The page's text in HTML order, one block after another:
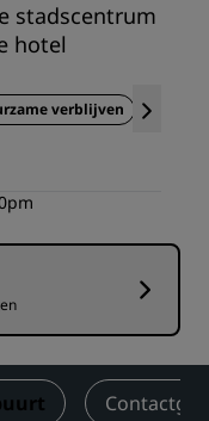
stadscentrum
hotel
verblijven